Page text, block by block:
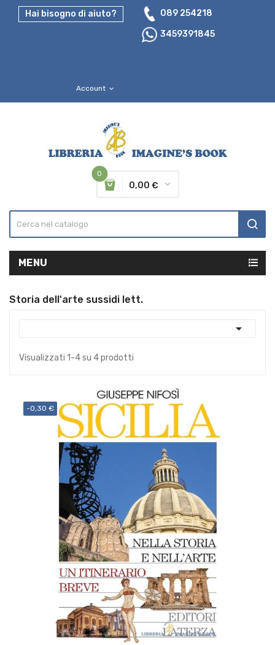
Hai bisogno di aiuto?
089 254218
3459391845
Account expand_more
0
0,00 €
MENU
Storia dell'arte sussidi lett.

Visualizzati 1-4 su 4 prodotti
-0,30 €
ACQUISTA